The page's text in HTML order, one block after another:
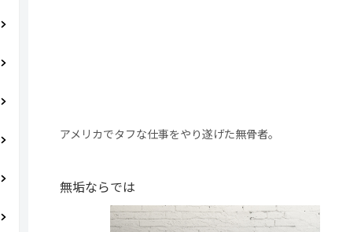
アメリカでタフな仕事をやり遂げた無骨者。
無垢ならでは